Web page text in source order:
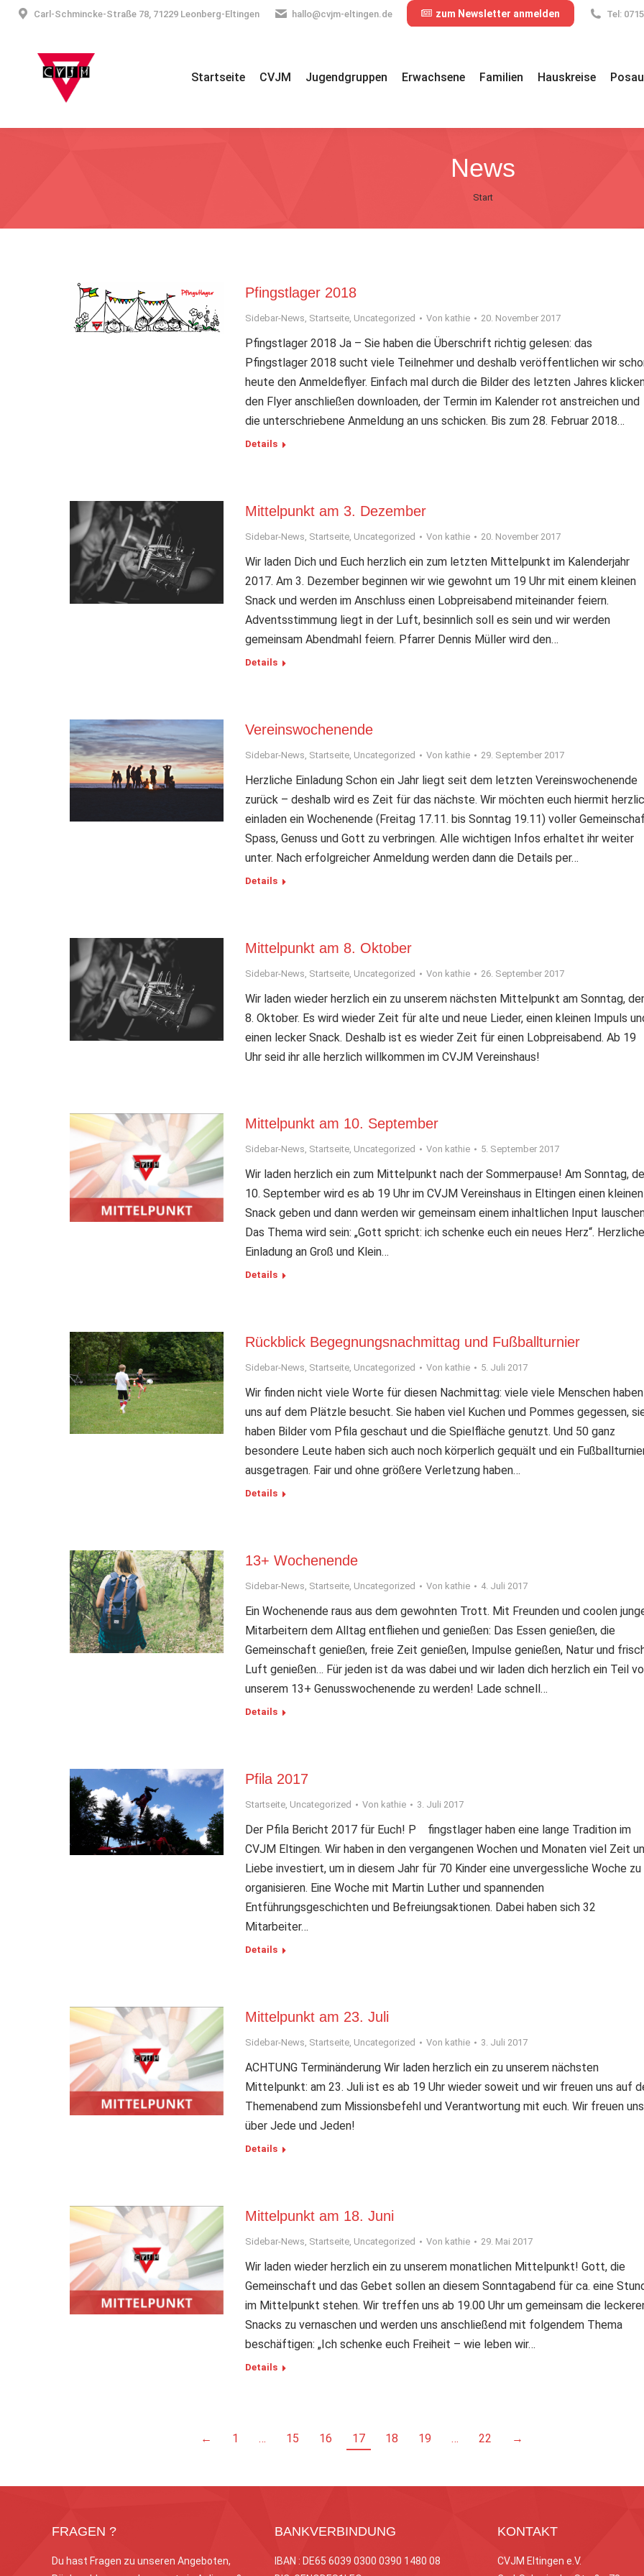
Carl-Schmincke-Straße 78, 71229 Leonberg-Eltingen hallo@cvjm-eltingen.de zum Newsletter anmelden Tel:
Startseite CVJM Jugendgruppen Erwachsene Familien Hauskreise
News
Sie befinden sich hier:
Start
Pfingstlager 2018
Sidebar-News, Startseite, Uncategorized Von kathie 20. November 2017
Pfingstlager 2018 Ja – Sie haben die Überschrift richtig gelesen: das
Pfingstlager 2018 sucht viele Teilnehmer und deshalb veröffentlichen wir
heute den Anmeldeflyer. Einfach mal durch die Bilder des letzten Jahres
den Flyer anschließen downloaden, der Termin im Kalender rot anstreichen und
die unterschriebene Anmeldung an uns schicken. Bis zum 28. Februar 2018…
Details
Mittelpunkt am 3. Dezember
Sidebar-News, Startseite, Uncategorized Von kathie 20. November 2017
Wir laden Dich und Euch herzlich ein zum letzten Mittelpunkt im Kalenderjahr
2017. Am 3. Dezember beginnen wir wie gewohnt um 19 Uhr mit einem kleinen
Snack und werden im Anschluss einen Lobpreisabend miteinander feiern.
Adventsstimmung liegt in der Luft, besinnlich soll es sein und wir werden
gemeinsam Abendmahl feiern. Pfarrer Dennis Müller wird den…
Details
Vereinswochenende
Sidebar-News, Startseite, Uncategorized Von kathie 29. September 2017
Herzliche Einladung Schon ein Jahr liegt seit dem letzten Vereinswochenende
zurück – deshalb wird es Zeit für das nächste. Wir möchten euch hiermit
einladen ein Wochenende (Freitag 17.11. bis Sonntag 19.11) voller
Spass, Genuss und Gott zu verbringen. Alle wichtigen Infos erhaltet ihr weiter
unter. Nach erfolgreicher Anmeldung werden dann die Details per…
Details
Mittelpunkt am 8. Oktober
Sidebar-News, Startseite, Uncategorized Von kathie 26. September 2017
Wir laden wieder herzlich ein zu unserem nächsten Mittelpunkt am Sonntag,
8. Oktober. Es wird wieder Zeit für alte und neue Lieder, einen kleinen Impuls
einen lecker Snack. Deshalb ist es wieder Zeit für einen Lobpreisabend. Ab 19
Uhr seid ihr alle herzlich willkommen im CVJM Vereinshaus!
Mittelpunkt am 10. September
Sidebar-News, Startseite, Uncategorized Von kathie 5. September 2017
Wir laden herzlich ein zum Mittelpunkt nach der Sommerpause! Am Sonntag,
10. September wird es ab 19 Uhr im CVJM Vereinshaus in Eltingen einen kleinen
Snack geben und dann werden wir gemeinsam einem inhaltlichen Input
Das Thema wird sein: „Gott spricht: ich schenke euch ein neues Herz“. Herzliche
Einladung an Groß und Klein…
Details
Rückblick Begegnungsnachmittag und Fußballturnier
Sidebar-News, Startseite, Uncategorized Von kathie 5. Juli 2017
Wir finden nicht viele Worte für diesen Nachmittag: viele viele Menschen haben
uns auf dem Plätzle besucht. Sie haben viel Kuchen und Pommes gegessen,
haben Bilder vom Pfila geschaut und die Spielfläche genutzt. Und 50 ganz
besondere Leute haben sich auch noch körperlich gequält und ein
ausgetragen. Fair und ohne größere Verletzung haben…
Details
13+ Wochenende
Sidebar-News, Startseite, Uncategorized Von kathie 4. Juli 2017
Ein Wochenende raus aus dem gewohnten Trott. Mit Freunden und coolen
Mitarbeitern dem Alltag entfliehen und genießen: Das Essen genießen, die
Gemeinschaft genießen, freie Zeit genießen, Impulse genießen, Natur und
Luft genießen… Für jeden ist da was dabei und wir laden dich herzlich ein Teil
unserem 13+ Genusswochenende zu werden! Lade schnell…
Details
Pfila 2017
Startseite, Uncategorized Von kathie 3. Juli 2017
Der Pfila Bericht 2017 für Euch! P fingstlager haben eine lange Tradition im
CVJM Eltingen. Wir haben in den vergangenen Wochen und Monaten viel Zeit
Liebe investiert, um in diesem Jahr für 70 Kinder eine unvergessliche Woche zu
organisieren. Eine Woche mit Martin Luther und spannenden
Entführungsgeschichten und Befreiungsaktionen. Dabei haben sich 32
Mitarbeiter…
Details
Mittelpunkt am 23. Juli
Sidebar-News, Startseite, Uncategorized Von kathie 3. Juli 2017
ACHTUNG Terminänderung Wir laden herzlich ein zu unserem nächsten
Mittelpunkt: am 23. Juli ist es ab 19 Uhr wieder soweit und wir freuen uns auf
Themenabend zum Missionsbefehl und Verantwortung mit euch. Wir freuen uns
über Jede und Jeden!
Details
Mittelpunkt am 18. Juni
Sidebar-News, Startseite, Uncategorized Von kathie 29. Mai 2017
Wir laden wieder herzlich ein zu unserem monatlichen Mittelpunkt! Gott, die
Gemeinschaft und das Gebet sollen an diesem Sonntagabend für ca. eine
im Mittelpunkt stehen. Wir treffen uns ab 19.00 Uhr um gemeinsam die
Snacks zu vernaschen und werden uns anschließend mit folgendem Thema
beschäftigen: „Ich schenke euch Freiheit – wie leben wir…
Details
← 1 … 15 16 17 18 19 … 22 →
FRAGEN ?
Du hast Fragen zu unseren Angeboten,
BANKVERBINDUNG
IBAN : DE65 6039 0300 0390 1480 08
KONTAKT
CVJM Eltingen e.V.